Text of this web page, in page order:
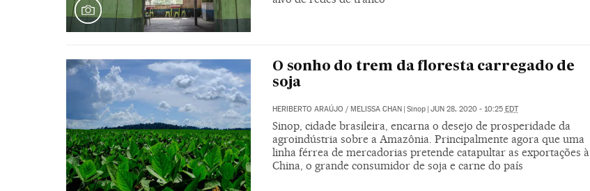
O sonho do trem da floresta carregado de
soja
HERIBERTO ARAÚJO / MELISSA CHAN Sinop JUN 28, 2020 - 10:25 EDT
Sinop, cidade brasileira, encarna o desejo de prosperidade da
agroindústria sobre a Amazônia. Principalmente agora que uma
linha férrea de mercadorias pretende catapultar as exportações à
China, o grande consumidor de soja e carne do país